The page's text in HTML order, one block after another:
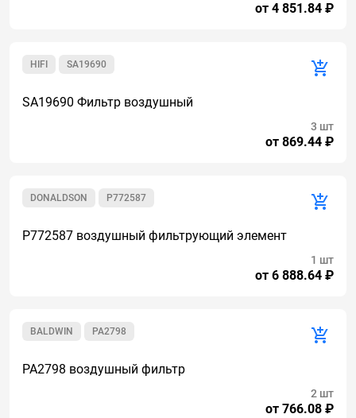
от 4 851.84 ₽
SA19690
HIFI
SA19690 Фильтр воздушный
от 869.44 ₽
3 шт
P772587
DONALDSON
P772587 воздушный фильтрующий элемент
от 6 888.64 ₽
1 шт
PA2798
BALDWIN
PA2798 воздушный фильтр
от 766.08 ₽
2 шт